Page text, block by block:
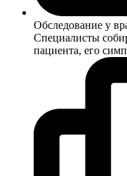
Обследование у
Специалисты
пациента, его